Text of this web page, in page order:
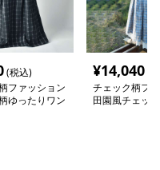
(税込)
ファッション
ゆったりワン
¥14,040
チェック柄フ
田園風チェッ